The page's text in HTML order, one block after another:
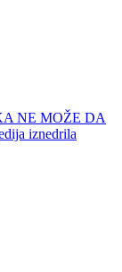
NE MOŽE DA
iznedrila